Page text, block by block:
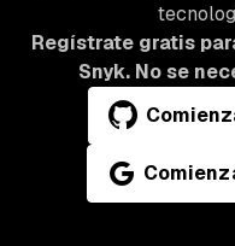
Regístrate gratis
Snyk. No se